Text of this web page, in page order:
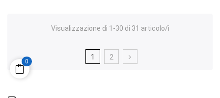
Visualizzazione di 1-30 di 31 articolo/i
1 2
0